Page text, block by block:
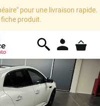
pour une livraison rapide.
fiche produit.